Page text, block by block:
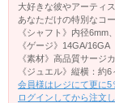
大好きな彼やアーティ
あなただけの特別なコー
《シャフト》内径6mm
《ゲージ》14GA/16GA
《素材》高品質サージ
《ジュエル》縦横：約
会員様はレジにて更に5
ログインしてから注文